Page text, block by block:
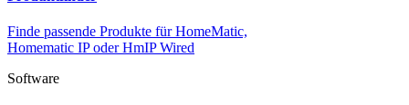
Finde passende Produkte für HomeMatic,
Homematic IP oder HmIP Wired
Software